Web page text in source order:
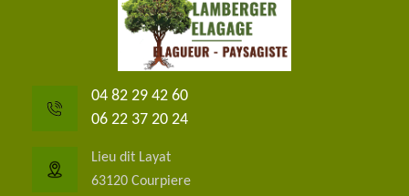
04 82 29 42 60
06 22 37 20 24
Lieu dit Layat
63120 Courpiere